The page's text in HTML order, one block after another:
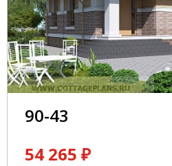
90-43
54 265 ₽